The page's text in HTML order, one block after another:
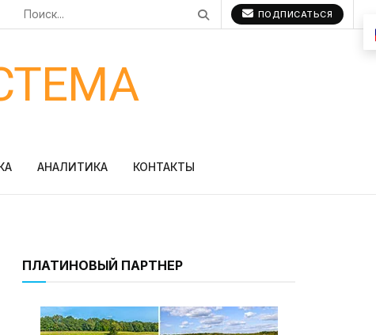
ПОДПИСАТЬСЯ
АНАЛИТИКА КОНТАКТЫ
ПЛАТИНОВЫЙ ПАРТНЕР